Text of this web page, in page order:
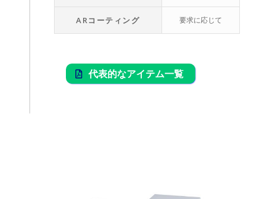
ARコーティング 要求に応じて
代表的なアイテム一覧